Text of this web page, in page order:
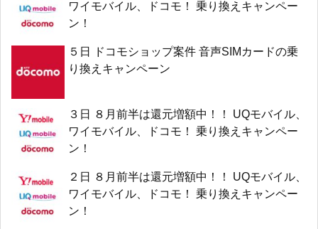
ワイモバイル、ドコモ！ 乗り換えキャンペー
ン！
５日 ドコモショップ案件 音声SIMカードの乗
り換えキャンペーン
３日 ８月前半は還元増額中！！ UQモバイル、
ワイモバイル、ドコモ！ 乗り換えキャンペー
ン！
２日 ８月前半は還元増額中！！ UQモバイル、
ワイモバイル、ドコモ！ 乗り換えキャンペー
ン！